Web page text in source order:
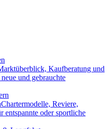
Kaufberatung und
und gebrauchte
Chartermodelle, Reviere,
entspannte oder sportliche